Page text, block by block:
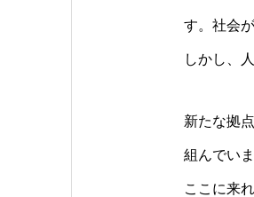
す。社会
しかし、
新たな拠
組んでいま
ここに来